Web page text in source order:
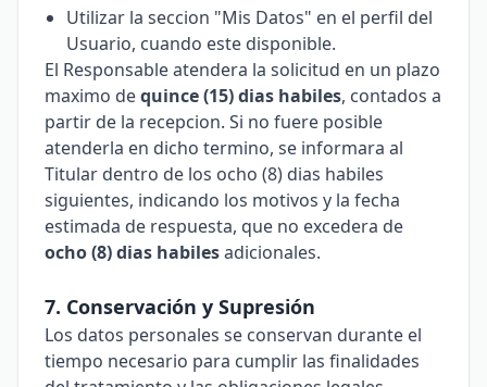
Utilizar la seccion "Mis Datos" en el perfil del
Usuario, cuando este disponible.
El Responsable atendera la solicitud en un plazo
maximo dequince (15) dias habiles, contados a
partir de la recepcion. Si no fuere posible
atenderla en dicho termino, se informara al
Titular dentro de los ocho (8) dias habiles
siguientes, indicando los motivos y la fecha
estimada de respuesta, que no excedera de
ocho (8) dias habilesadicionales.
7. Conservación y Supresión
Los datos personales se conservan durante el
tiempo necesario para cumplir las finalidades